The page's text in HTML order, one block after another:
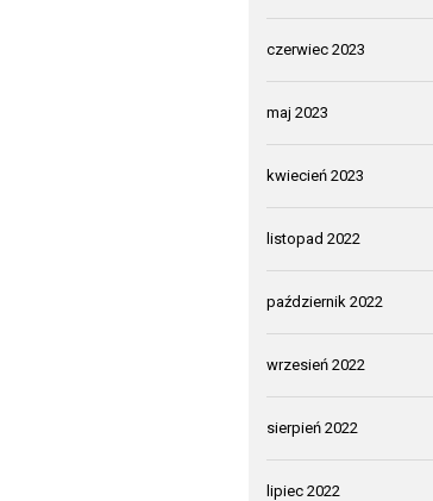
czerwiec 2023
maj 2023
kwiecień 2023
listopad 2022
październik 2022
wrzesień 2022
sierpień 2022
lipiec 2022